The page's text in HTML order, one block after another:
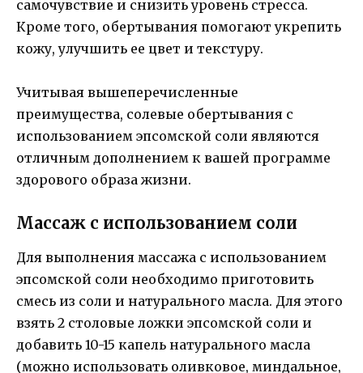
самочувствие и снизить уровень стресса.
Кроме того, обертывания помогают укрепить
кожу, улучшить ее цвет и текстуру.
Учитывая вышеперечисленные
преимущества, солевые обертывания с
использованием эпсомской соли являются
отличным дополнением к вашей программе
здорового образа жизни.
Массаж с использованием соли
Для выполнения массажа с использованием
эпсомской соли необходимо приготовить
смесь из соли и натурального масла. Для этого
взять 2 столовые ложки эпсомской соли и
добавить 10-15 капель натурального масла
(можно использовать оливковое, миндальное,